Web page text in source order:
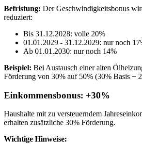
Befristung: Der Geschwindigkeitsbonus
reduziert:
Bis 31.12.2028: volle 20%
01.01.2029 - 31.12.2029: nur noch
Ab 01.01.2030: nur noch 14%
Beispiel: Bei Austausch einer alten
Förderung von 30% auf 50% (30% Basis +
Einkommensbonus: +30%
Haushalte mit zu versteuerndem
erhalten zusätzliche 30% Förderung.
Wichtige Hinweise: